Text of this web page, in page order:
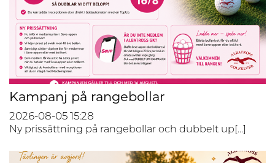
Kampanj på rangebollar
2026-08-05 15:28
Ny prissättning på rangebollar och dubbelt up[...]